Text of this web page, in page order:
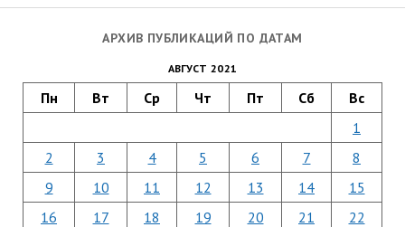
АРХИВ ПУБЛИКАЦИЙ ПО ДАТАМ
АВГУСТ 2021
Пн Вт Ср Чт Пт Сб Вс
1
2
3 4 5 6 7
8
9
10 11 12 13 14
15
16
17 18 19 20 21
22